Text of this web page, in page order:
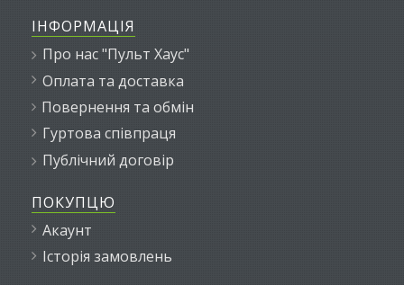
ІНФОРМАЦІЯ
Про нас "Пульт Хаус"
Оплата та доставка
Повернення та обмін
Гуртова співпраця
Публічний договір
ПОКУПЦЮ
Акаунт
Історія замовлень